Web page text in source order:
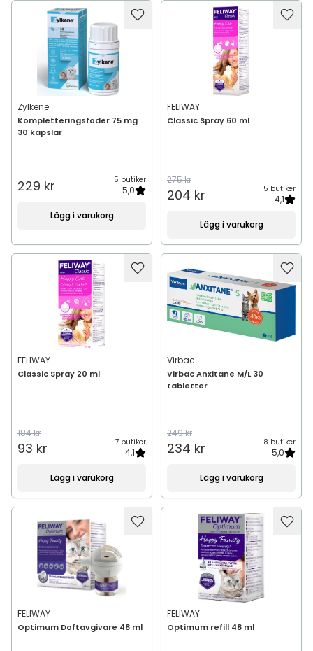
Zylkene
Kompletteringsfoder 75 mg
30 kapslar
229 kr 5 butiker
5,0
Lägg i varukorg
FELIWAY
Classic Spray 60 ml
275 kr
204 kr 5 butiker
4,1
Lägg i varukorg
FELIWAY
Classic Spray 20 ml
184 kr
93 kr 7 butiker
4,1
Lägg i varukorg
Virbac
Virbac Anxitane M/L 30
tabletter
249 kr
234 kr 8 butiker
5,0
Lägg i varukorg
FELIWAY
Optimum Doftavgivare 48 ml
FELIWAY
Optimum refill 48 ml